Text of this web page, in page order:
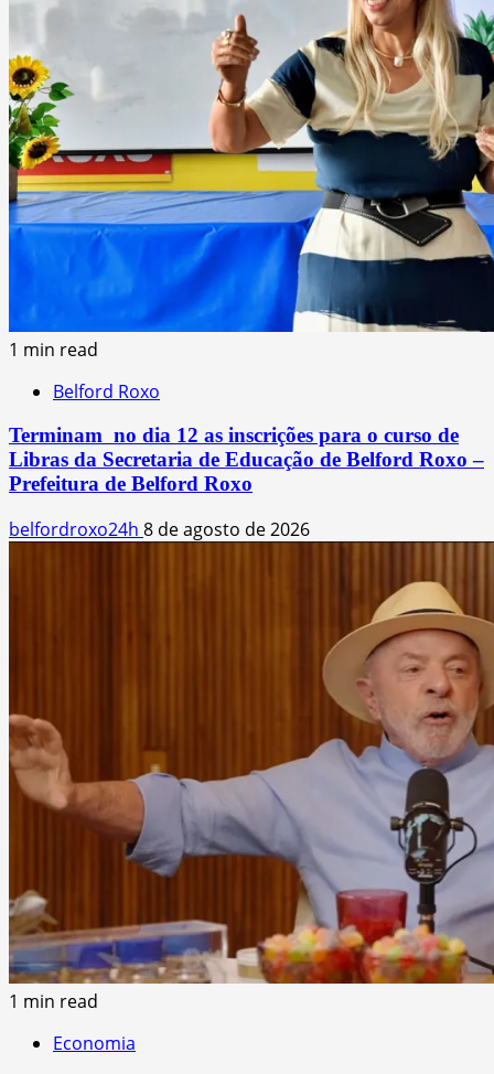
1 min read
Belford Roxo
Terminam no dia 12 as inscrições para o curso de
Libras da Secretaria de Educação de Belford Roxo –
Prefeitura de Belford Roxo
belfordroxo24h 8 de agosto de 2026
1 min read
Economia